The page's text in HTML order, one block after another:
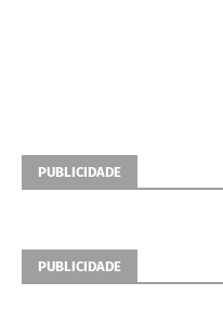
PUBLICIDADE
PUBLICIDADE